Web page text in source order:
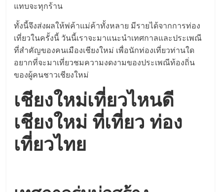
แทบจะทุกร้าน
ทั้งนี้จึงส่งผลให้พ่ค้าแม่ค้าทั้งหลาย มีรายได้จากการท่อง
เที่ยวในครั้งนี้ วันนี้เราจะมาแนะนำเทศกาลและประเพณี
ที่สำคัญของคนเมืองเชียงใหม่ เพื่อนักท่องเที่ยวท่านใด
อยากที่จะมาเที่ยวชมความงดงามของประเพณีท้องถิ่น
ของผู้คนชาวเชียงใหม่
เชียงใหม่เที่ยวไหนดี
เชียงใหม่ ที่เที่ยว ท่อง
เที่ยวไทย